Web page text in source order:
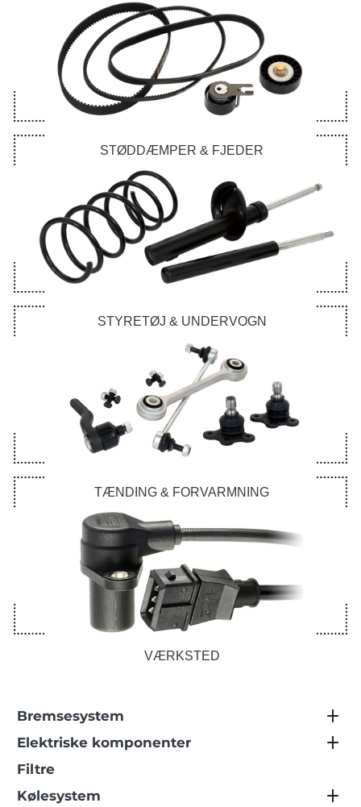
STØDDÆMPER & FJEDER
STYRETØJ & UNDERVOGN
TÆNDING & FORVARMNING
VÆRKSTED
Bremsesystem
Elektriske komponenter
Filtre
Kølesystem